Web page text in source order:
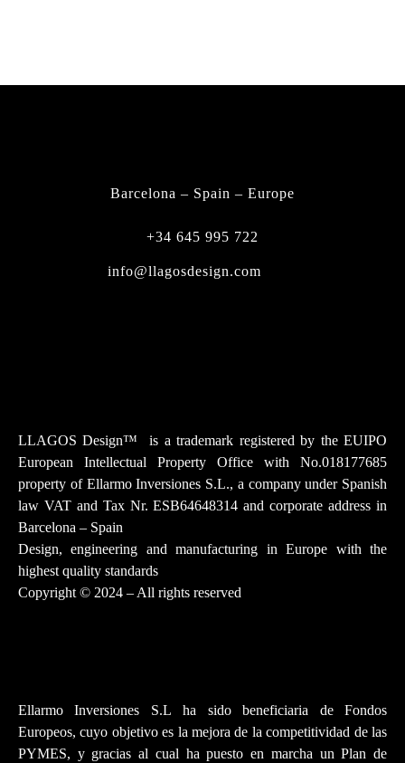
Barcelona – Spain – Europe
+34 645 995 722
info@llagosdesign.com
LLAGOS Design™
is a trademark registered by the EUIPO
European Intellectual Property Office with No.018177685
property of Ellarmo Inversiones S.L., a company under Spanish
law VAT and Tax Nr. ESB64648314 and corporate address in
Barcelona – Spain
Design, engineering and manufacturing in Europe with the
highest quality standards
Copyright © 2024 – All rights reserved
Ellarmo Inversiones S.L ha sido beneficiaria de Fondos
Europeos, cuyo objetivo es la mejora de la competitividad de las
PYMES, y gracias al cual ha puesto en marcha un Plan de